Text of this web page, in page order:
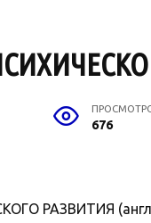
676
РАЗВИТИЯ (англ.